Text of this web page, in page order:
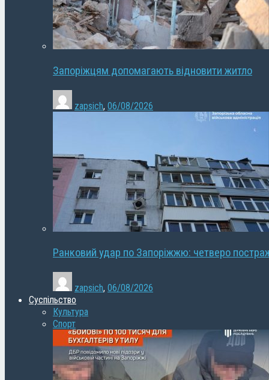
Запоріжцям допомагають відновити житло
zapsich, 06/08/2026
Ранковий удар по Запоріжжю: четверо
zapsich, 06/08/2026
Суспільство
Культура
Спорт